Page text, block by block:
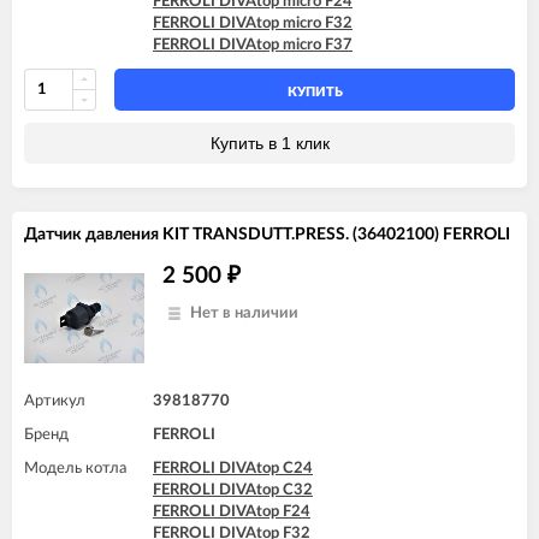
FERROLI DOMIproject C32
FERROLI DOMIproject C32 D
FERROLI DOMIproject F24
FERROLI DOMIproject F24 D
FERROLI DOMIproject F32
FERROLI DOMIproject F32 D
FERROLI DOMItech C24
FERROLI DOMItech C24 D
FERROLI DOMItech F24 D
FERROLI DOMItech F32
FERROLI DOMItech F32 D
FERROLI DIVAtop micro F32
FERROLI DIVAtop micro F37
КУПИТЬ
Купить в 1 клик
Датчик давления KIT TRANSDUTT.PRESS. (36402100) FERROLI
2 500 ₽
Нет в наличии
Артикул 39818770
Бренд FERROLI
Модель котла
FERROLI DIVAtop C24
FERROLI DIVAtop C32
FERROLI DIVAtop F24
FERROLI DIVAtop F32